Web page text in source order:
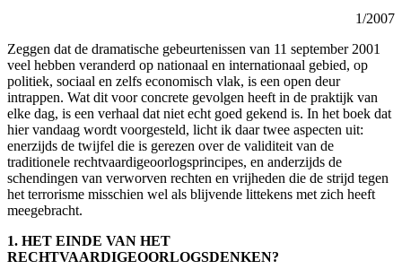
1/2007
Zeggen dat de dramatische gebeurtenissen van 11 september 2001
veel hebben veranderd op nationaal en internationaal gebied, op
politiek, sociaal en zelfs economisch vlak, is een open deur
intrappen. Wat dit voor concrete gevolgen heeft in de praktijk van
elke dag, is een verhaal dat niet echt goed gekend is. In het boek dat
hier vandaag wordt voorgesteld, licht ik daar twee aspecten uit:
enerzijds de twijfel die is gerezen over de validiteit van de
traditionele rechtvaardigeoorlogsprincipes, en anderzijds de
schendingen van verworven rechten en vrijheden die de strijd tegen
het terrorisme misschien wel als blijvende littekens met zich heeft
meegebracht.
1. HET EINDE VAN HET
RECHTVAARDIGEOORLOGSDENKEN?